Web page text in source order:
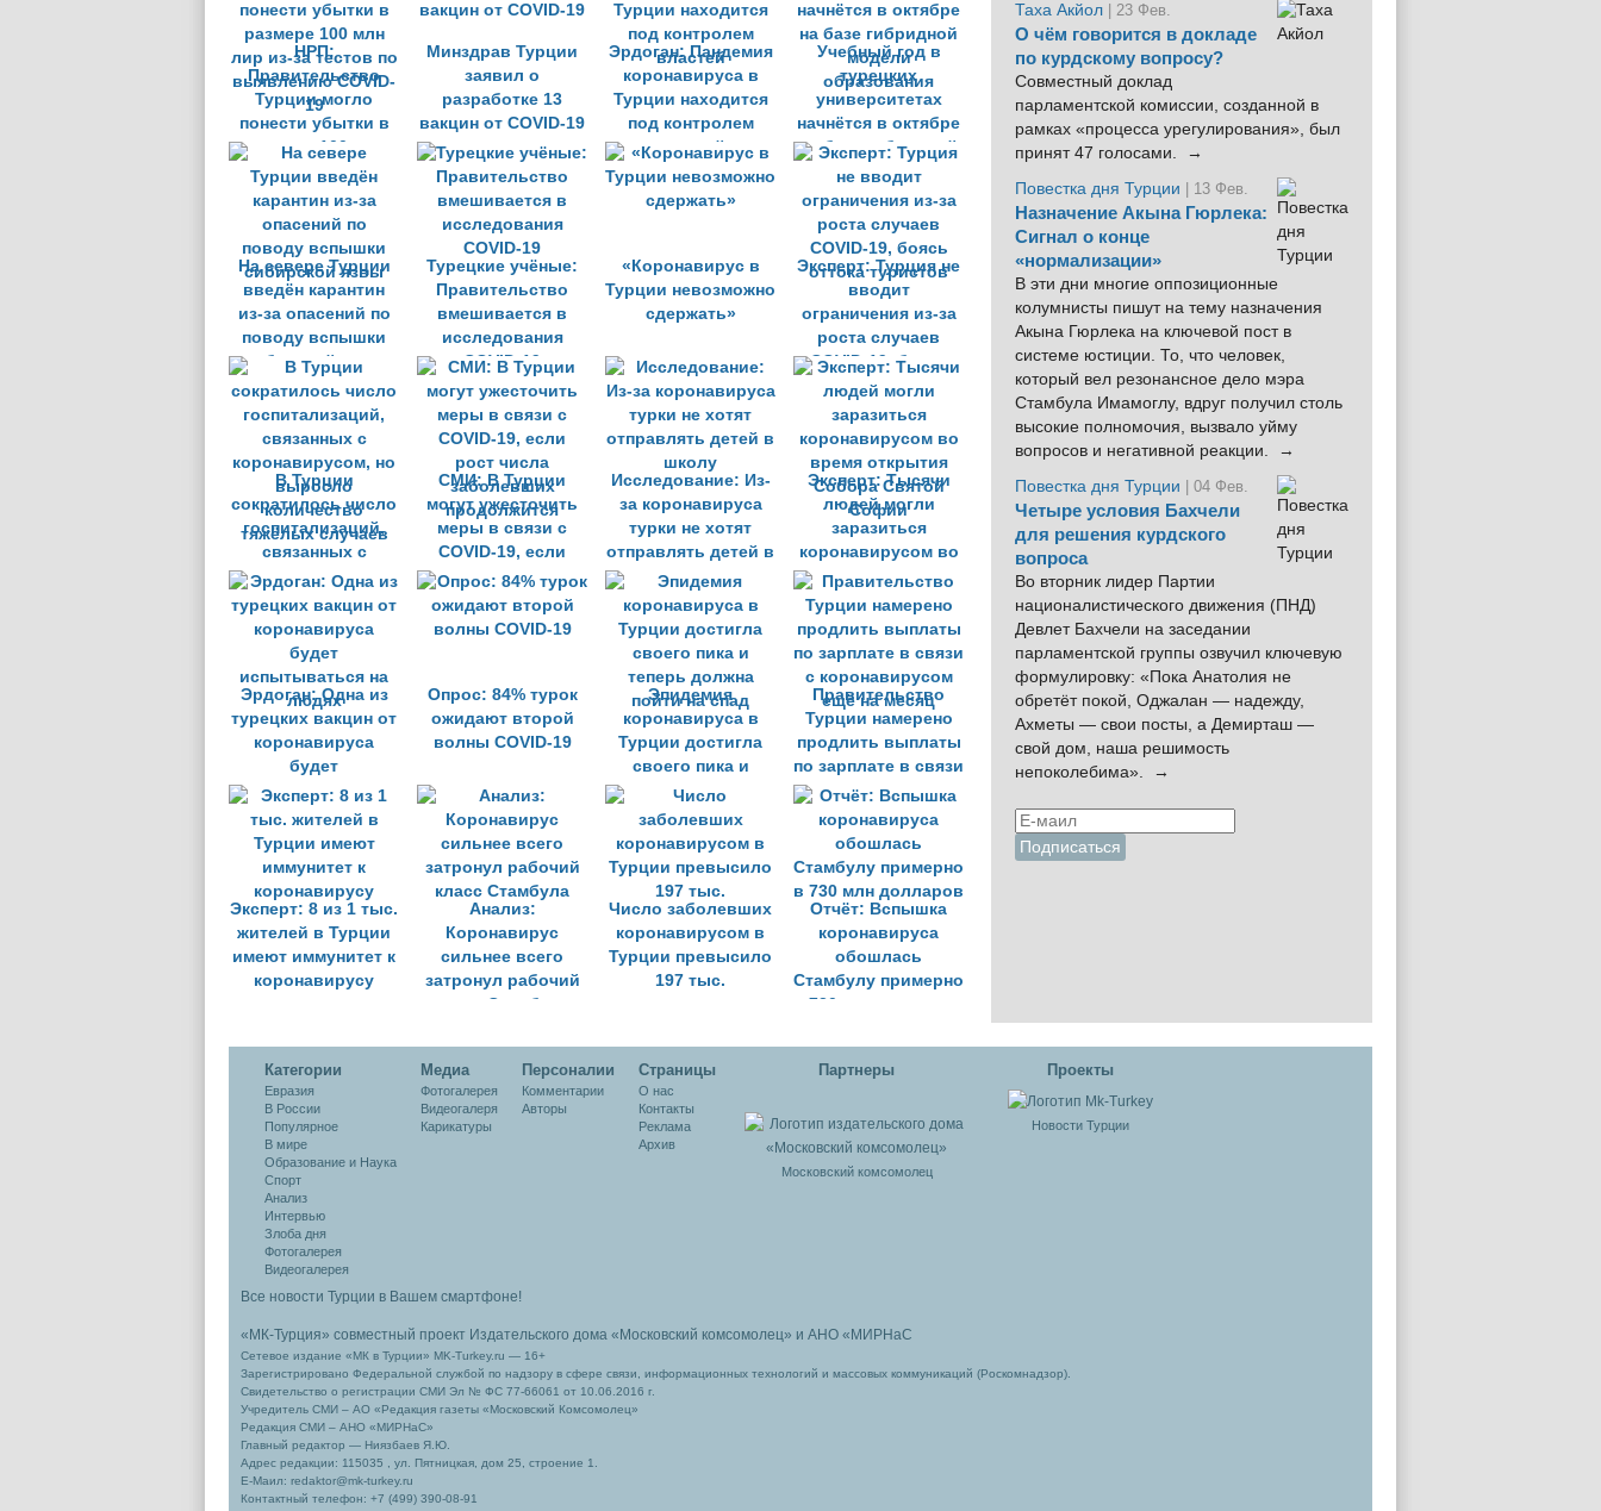
НРП:
Правительство
Турции могло
понести убытки в
размере 100 млн
лир из-за тестов по
выявлению COVID-
19
Минздрав Турции
заявил о
разработке 13
вакцин от COVID-19
Эрдоган: Пандемия
коронавируса в
Турции находится
под контролем
властей
Учебный год в
турецких
университетах
начнётся в октябре
на базе гибридной
модели
образования
На севере Турции
введён карантин
из-за опасений по
поводу вспышки
сибирской язвы
Турецкие учёные:
Правительство
вмешивается в
исследования
COVID-19
«Коронавирус в
Турции невозможно
сдержать»
Эксперт: Турция не
вводит
ограничения из-за
роста случаев
COVID-19, боясь
оттока туристов
В Турции
сократилось число
госпитализаций,
связанных с
коронавирусом, но
выросло
количество
тяжёлых случаев
СМИ: В Турции
могут ужесточить
меры в связи с
COVID-19, если
рост числа
заболевших
продолжится
Исследование: Из-
за коронавируса
турки не хотят
отправлять детей в
школу
Эксперт: Тысячи
людей могли
заразиться
коронавирусом во
время открытия
Собора Святой
Софии
Эрдоган: Одна из
турецких вакцин от
коронавируса
будет
испытываться на
людях
Опрос: 84% турок
ожидают второй
волны COVID-19
Эпидемия
коронавируса в
Турции достигла
своего пика и
теперь должна
пойти на спад
Правительство
Турции намерено
продлить выплаты
по зарплате в связи
с коронавирусом
ещё на месяц
Эксперт: 8 из 1 тыс.
жителей в Турции
имеют иммунитет к
коронавирусу
Анализ:
Коронавирус
сильнее всего
затронул рабочий
класс Стамбула
Число заболевших
коронавирусом в
Турции превысило
197 тыс.
Отчёт: Вспышка
коронавируса
обошлась
Стамбулу примерно
в 730 млн долларов
Таха Акйол | 23 Фев.
О чём говорится в докладе
по курдскому вопросу?
Совместный доклад
парламентской комиссии, созданной в
рамках «процесса урегулирования», был
принят 47 голосами. →
Повестка дня Турции
| 13 Фев.
Назначение Акына Гюрлека:
Сигнал о конце
«нормализации»
В эти дни многие оппозиционные
колумнисты пишут на тему назначения
Акына Гюрлека на ключевой пост в
системе юстиции. То, что человек,
который вел резонансное дело мэра
Стамбула Имамоглу, вдруг получил столь
высокие полномочия, вызвало уйму
вопросов и негативной реакции. →
Повестка дня Турции
| 04 Фев.
Четыре условия Бахчели
для решения курдского
вопроса
Во вторник лидер Партии
националистического движения (ПНД)
Девлет Бахчели на заседании
парламентской группы озвучил ключевую
формулировку: «Пока Анатолия не
обретёт покой, Оджалан — надежду,
Ахметы — свои посты, а Демирташ —
свой дом, наша решимость
непоколебима». →
Категории
Евразия
В России
Популярное
В мире
Образование и Наука
Спорт
Анализ
Интервью
Злоба дня
Фотогалерея
Видеогалерея
Медиа
Фотогалерея
Видеогалеря
Карикатуры
Персоналии
Комментарии
Авторы
Cтраницы
О нас
Контакты
Реклама
Архив
Партнеры
Московский комсомолец
Проекты
Новости Турции
Все новости Турции в Вашем смартфоне!
«МК-Турция» совместный проект Издательского дома «Московский комсомолец» и АНО «МИРНаС
Сетевое издание «МК в Турции» MK-Turkey.ru — 16+
Зарегистрировано Федеральной службой по надзору в сфере связи, информационных технологий и массовых коммуникаций (Роскомнадзор).
Свидетельство о регистрации СМИ Эл № ФС 77-66061 от 10.06.2016 г.
Учредитель СМИ – АО «Редакция газеты «Московский Комсомолец»
Редакция СМИ – АНО «МИРНаС»
Главный редактор — Ниязбаев Я.Ю.
Адрес редакции: 115035 , ул. Пятницкая, дом 25, строение 1.
Е-Маил: redaktor@mk-turkey.ru
Контактный телефон: +7 (499) 390-08-91